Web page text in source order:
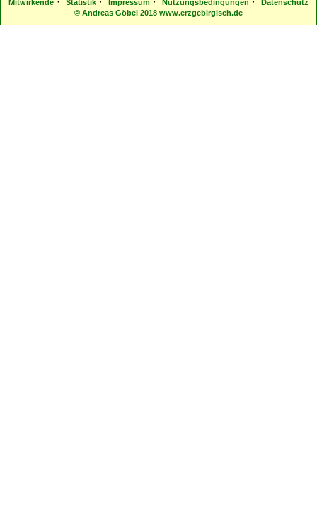
Mitwirkende
Statistik Impressum Nutzungsbedingungen
Datenschutz
© Andreas Göbel 2018 www.erzgebirgisch.de